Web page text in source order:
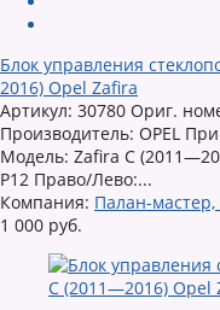
Блок управления
2016) Opel Zafira
Артикул: 30780 Ориг.
Производитель: OPEL
Модель: Zafira C
P12 Право/Лево:...
Компания: Палан-
1 000 руб.